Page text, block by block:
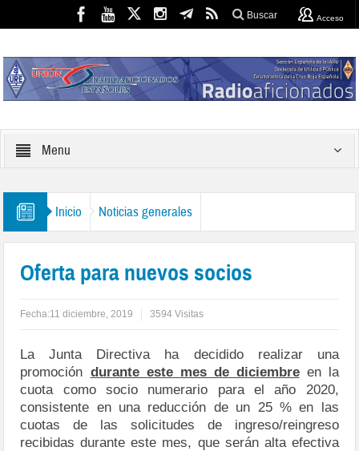
Buscar Acceso
Menu
Inicio Noticias generales
Oferta para nuevos socios
Fecha:11 diciembre, 2019 3594 Visitas
La Junta Directiva ha decidido realizar una
promoción durante este mes de diciembreen la
cuota como socio numerario para el año 2020,
consistente en una reducción de un 25 % en las
cuotas de las solicitudes de ingreso/reingreso
recibidas durante este mes, que serán alta efectiva